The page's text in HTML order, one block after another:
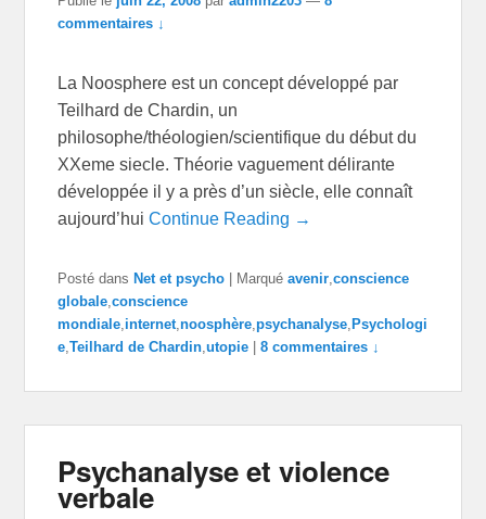
commentaires ↓
La Noosphere est un concept développé par
Teilhard de Chardin, un
philosophe/théologien/scientifique du début du
XXeme siecle. Théorie vaguement délirante
développée il y a près d’un siècle, elle connaît
aujourd’huiContinue Reading →
Posté dans Net et psycho Marqué avenir,conscience
globale,conscience
mondiale,internet,noosphère,psychanalyse, Psychologi
e,Teilhard de Chardin,utopie |8 commentaires ↓
Psychanalyse et violence
verbale